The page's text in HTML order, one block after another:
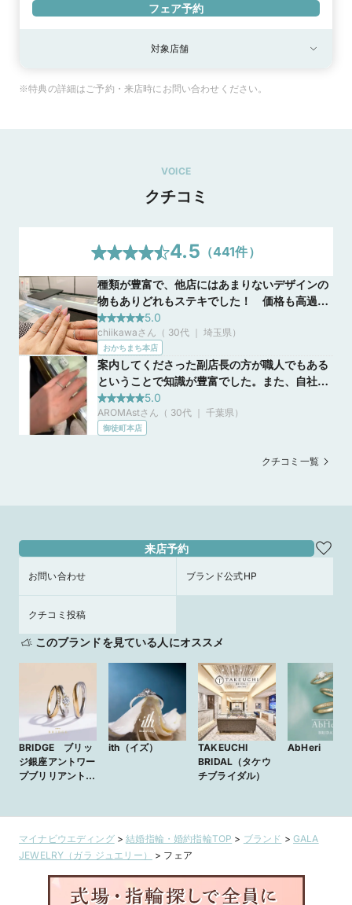
フェア予約
対象店舗
※特典の詳細はご予約・来店時にお問い合わせください。
VOICE
クチコミ
4.5 （441件）
種類が豊富で、他店にはあまりないデザインの
物もありどれもステキでした！ 価格も高過ぎ
ず、予算内で気に入った物を見つける事が出来
てとてもよかったです。また、店員さんのお気
遣いやダイヤとの重ね付けの感じが見たいと
言ったらすぐに持ってきて頂いたり、機転の効
く対応に感激しました。
5.0
chiikawaさん（ 30代 ｜ 埼玉県）
おかちまち本店
案内してくださった副店長の方が職人でもある
ということで知識が豊富でした。また、自社の
ブランドを愛しているのが伝わってきて好感が
持てました。デザインで悩む私たちに寄り添っ
てくださいました。セールストークにしつこさ
5.0
AROMAstさん（ 30代 ｜ 千葉県）
御徒町本店
クチコミ一覧
来店予約
お問い合わせ ブランド公式HP
クチコミ投稿
このブランドを見ている人にオススメ
BRIDGE ブリッ
ジ銀座アントワー
プブリリアント
ith（イズ）
TAKEUCHI
BRIDAL（タケウ
チブライダル）
AbHeri
マイナビウエディング>結婚指輪・婚約指輪TOP > ブランド > GALA
JEWELRY（ガラ ジュエリー）
> フェア